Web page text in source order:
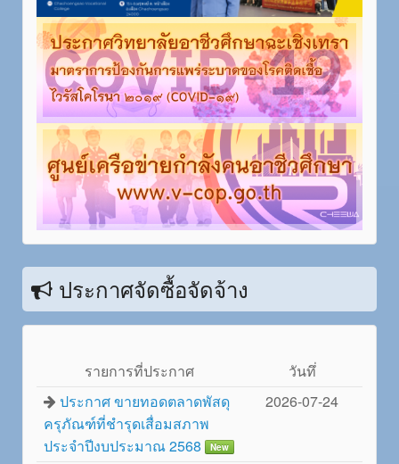
ประกาศจัดซื้อจัดจ้าง
รายการที่ประกาศ
วันทึ่
ประกาศ ขายทอดตลาดพัสดุ
ครุภัณฑ์ที่ชำรุดเสื่อมสภาพ
ประจำปีงบประมาณ 2568
New
2026-07-24